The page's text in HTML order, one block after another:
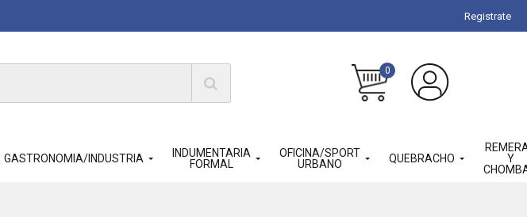
Registrate
0
GASTRONOMIA/INDUSTRIA
INDUMENTARIA
FORMAL
OFICINA/SPORT
URBANO
QUEBRACHO
Y